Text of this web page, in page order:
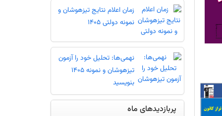
زمان اعلام نتایج تیزهوشان و
نمونه دولتی 1405
نهمی‌ها: تحلیل خود را آزمون
تیزهوشان و نمونه 1405
بنویسید
پربازدیدهای ماه